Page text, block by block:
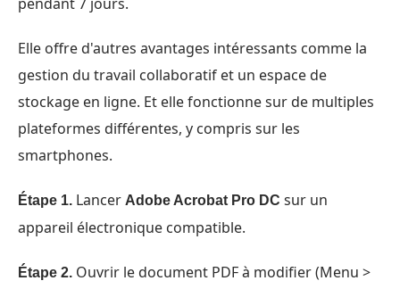
Elle offre d'autres avantages intéressants comme la
gestion du travail collaboratif et un espace de
stockage en ligne. Et elle fonctionne sur de multiples
plateformes différentes, y compris sur les
smartphones.
Étape 1. Lancer Adobe Acrobat Pro DC sur un
appareil électronique compatible.
Étape 2. Ouvrir le document PDF à modifier (Menu >